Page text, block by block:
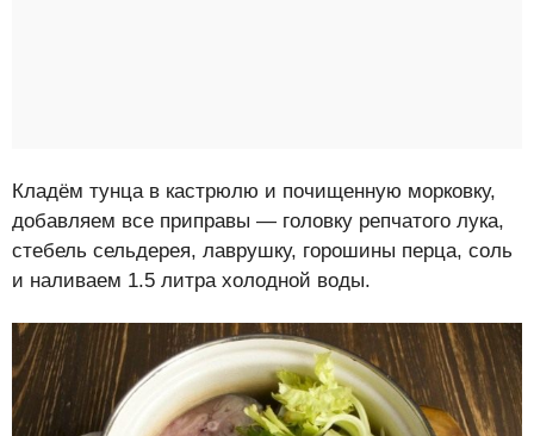
Кладём тунца в кастрюлю и почищенную морковку,
добавляем все приправы — головку репчатого лука,
стебель сельдерея, лаврушку, горошины перца, соль
и наливаем 1.5 литра холодной воды.